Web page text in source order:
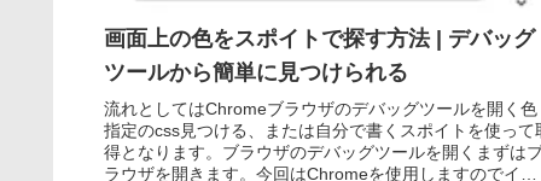
画面上の色をスポイトで探す方法 | デバッグ
ツールから簡単に見つけられる
流れとしてはChromeブラウザのデバッグツールを開く色
指定のcss見つける、または自分で書くスポイトを使って
得となります。ブラウザのデバッグツールを開くまずは
ラウザを開きます。今回はChromeを使用しますのでイン